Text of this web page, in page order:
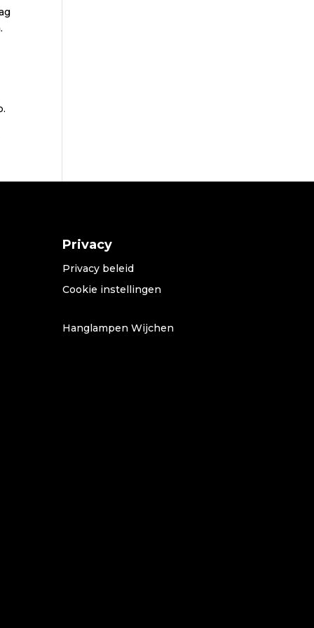
Privacy
Privacy beleid
Cookie instellingen
Hanglampen Wijchen